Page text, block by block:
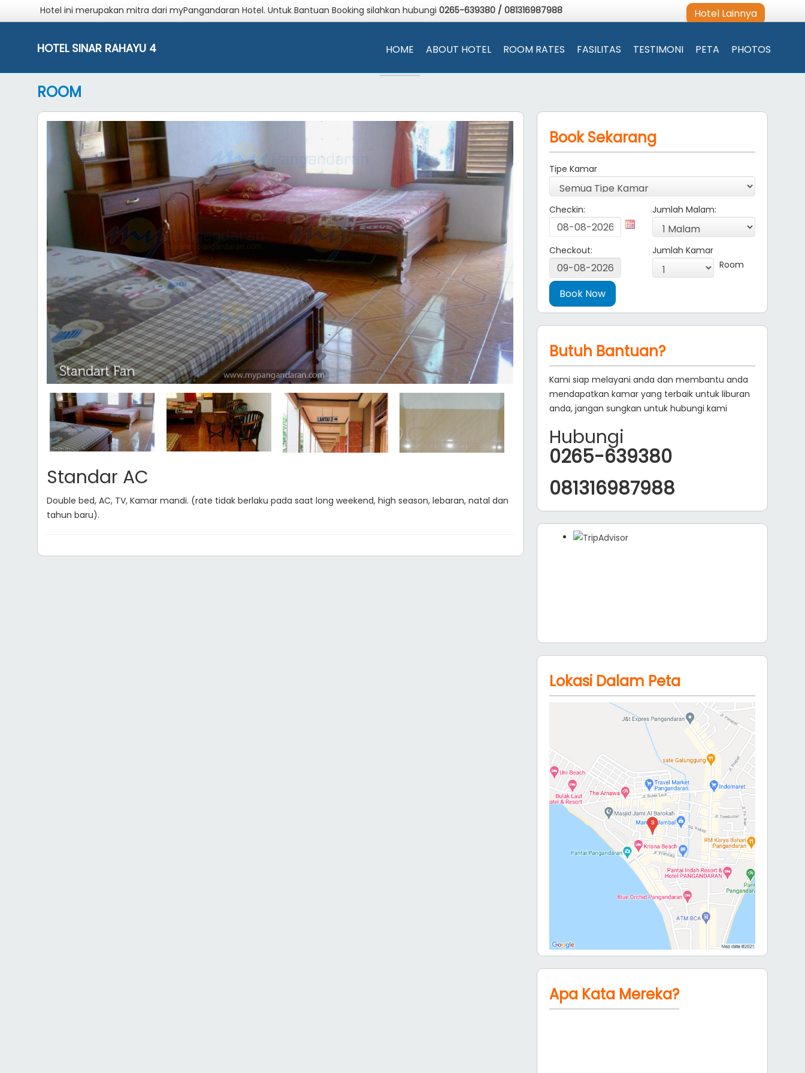
Hotel ini merupakan mitra dari myPangandaran Hotel. Untuk Bantuan Booking silahkan hubungi 0265-639380 / 081316987988 Hotel Lainnya
HOTEL SINAR RAHAYU 4 HOME ABOUT HOTEL ROOM RATES FASILITAS TESTIMONI PETA PHOTOS
ROOM
Standar AC
Double bed, AC, TV, Kamar mandi. (rate tidak berlaku pada saat long weekend, high season, lebaran, natal dan
tahun baru).
Book Sekarang
Tipe Kamar
Checkin: Jumlah Malam:
Checkout:
Jumlah Kamar
Room
Butuh Bantuan?
Kami siap melayani anda dan membantu anda
mendapatkan kamar yang terbaik untuk liburan
anda, jangan sungkan untuk hubungi kami
Hubungi
0265-639380
081316987988
Lokasi Dalam Peta
Apa Kata Mereka?